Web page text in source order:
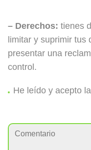
– Derechos: tienes
limitar y suprimir tus
presentar una
control.
He leído y acepto la